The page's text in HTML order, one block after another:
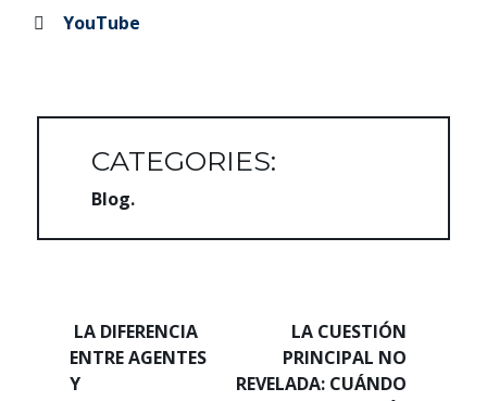
YouTube
CATEGORIES:
Blog
Navegación de entradas
LA DIFERENCIA
ENTRE AGENTES
Y
LA CUESTIÓN
PRINCIPAL NO
REVELADA: CUÁNDO